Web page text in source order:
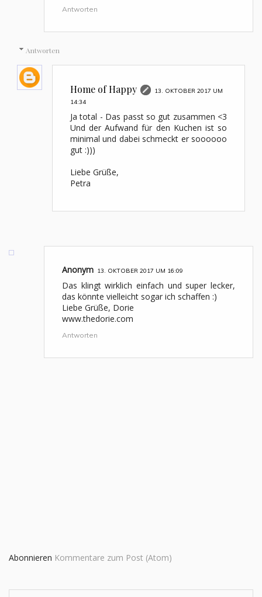
Antworten
Antworten
Home of Happy
13. OKTOBER 2017 UM
14:34
Ja total - Das passt so gut zusammen <3
Und der Aufwand für den Kuchen ist so
minimal und dabei schmeckt er soooooo
gut :)))
Liebe Grüße,
Petra
Anonym 13. OKTOBER 2017 UM 16:09
Das klingt wirklich einfach und super lecker,
das könnte vielleicht sogar ich schaffen :)
Liebe Grüße, Dorie
www.thedorie.com
Antworten
Abonnieren Kommentare zum Post (Atom)